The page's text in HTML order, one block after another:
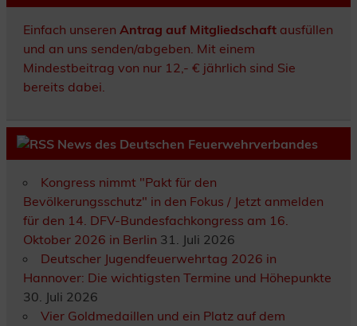
Einfach unseren Antrag auf Mitgliedschaftausfüllen
und an uns senden/abgeben. Mit einem
Mindestbeitrag von nur 12,- € jährlich sind Sie
bereits dabei.
News des Deutschen Feuerwehrverbandes
Kongress nimmt "Pakt für den
Bevölkerungsschutz" in den Fokus / Jetzt anmelden
für den 14. DFV-Bundesfachkongress am 16.
Oktober 2026 in Berlin 31. Juli 2026
Deutscher Jugendfeuerwehrtag 2026 in
Hannover: Die wichtigsten Termine und Höhepunkte
30. Juli 2026
Vier Goldmedaillen und ein Platz auf dem